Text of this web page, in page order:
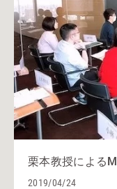
栗本教授による
2019/04/24